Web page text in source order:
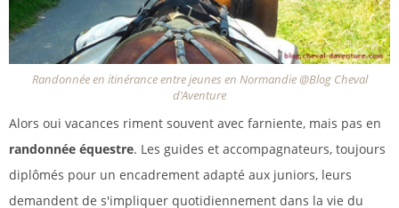
Randonnée en itinérance entre jeunes en Normandie @Blog Cheval
d'Aventure
Alors oui vacances riment souvent avec farniente, mais pas en
randonnée équestre. Les guides et accompagnateurs, toujours
diplômés pour un encadrement adapté aux juniors, leurs
demandent de s'impliquer quotidiennement dans la vie du